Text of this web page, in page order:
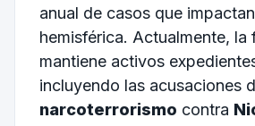
anual de casos que
hemisférica. Actualmente, la
mantiene activos
incluyendo las acusaciones
narcoterrorismo contra